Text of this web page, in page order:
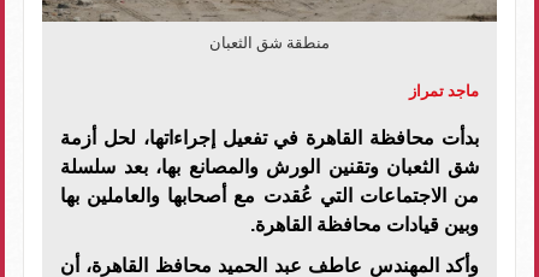
منطقة شق الثعبان
ماجد تمراز
بدأت محافظة القاهرة في تفعيل إجراءاتها، لحل أزمة
شق الثعبان وتقنين الورش والمصانع بها، بعد سلسلة
من الاجتماعات التي عُقدت مع أصحابها والعاملين بها
وبين قيادات محافظة القاهرة.
وأكد المهندس عاطف عبد الحميد محافظ القاهرة، أن